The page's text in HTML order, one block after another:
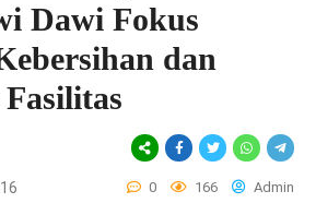
Dawi Fokus
dan
0 166 Admin